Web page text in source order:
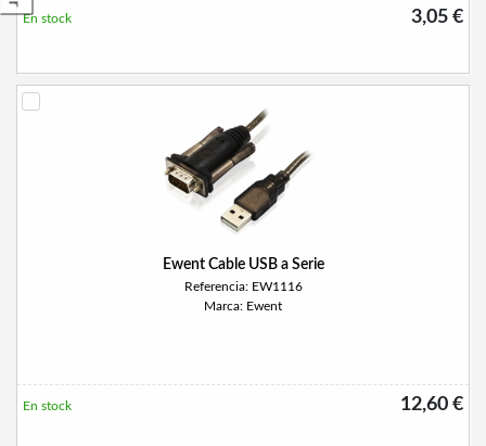
3,05 €
En stock
Ewent Cable USB a Serie
Referencia: EW1116
Marca: Ewent
12,60 €
En stock